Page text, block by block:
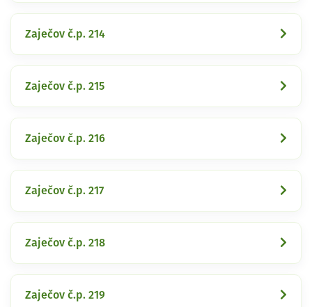
Zaječov č.p. 214
Zaječov č.p. 215
Zaječov č.p. 216
Zaječov č.p. 217
Zaječov č.p. 218
Zaječov č.p. 219